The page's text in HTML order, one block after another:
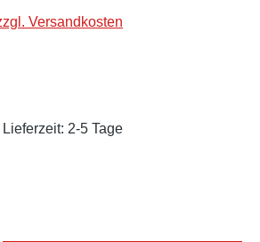
Versandkosten
von 5 von 5 Sternen
2-5 Tage
Option ist zurzeit nicht verfügbar.)